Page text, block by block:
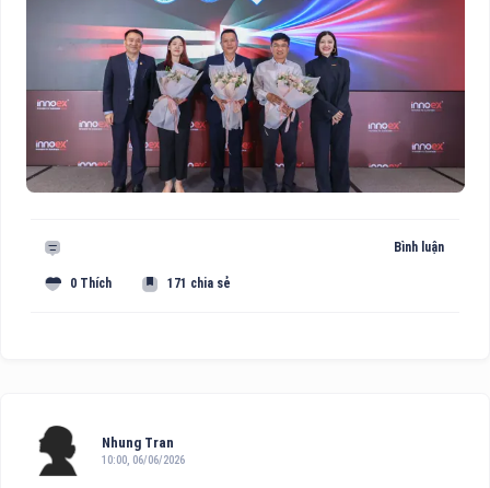
Bình luận
0 Thích 171 chia sẻ
Nhung Tran
10:00, 06/06/2026